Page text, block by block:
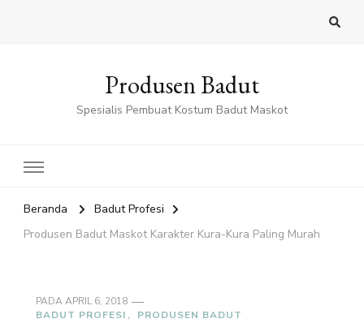
Produsen Badut
Spesialis Pembuat Kostum Badut Maskot
Beranda
Badut Profesi
Produsen Badut Maskot Karakter Kura-Kura Paling Murah
PADAAPRIL 6, 2018
BADUT PROFESI
PRODUSEN BADUT